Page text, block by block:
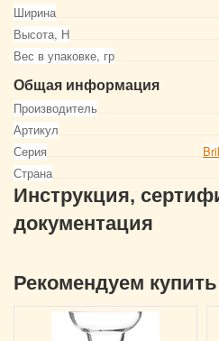
Ширина
Высота, Н
Вес в упаковке, гр
Общая информация
Производитель
Артикул
Серия
Страна
Инструкция,
документация
Рекомендуем купить